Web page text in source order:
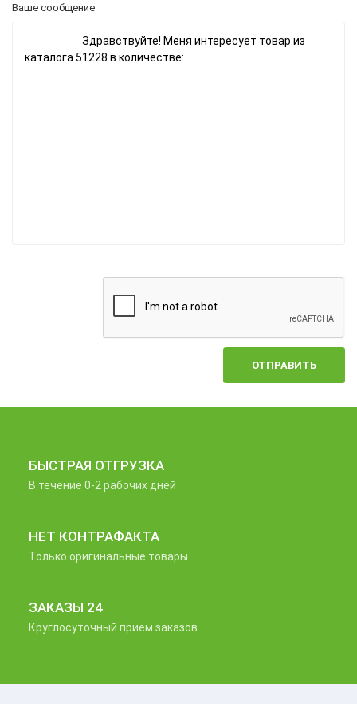
Ваше сообщение
ОТПРАВИТЬ
БЫСТРАЯ ОТГРУЗКА
В течение 0-2 рабочих дней
НЕТ КОНТРАФАКТА
Только оригинальные товары
ЗАКАЗЫ 24
Круглосуточный прием заказов